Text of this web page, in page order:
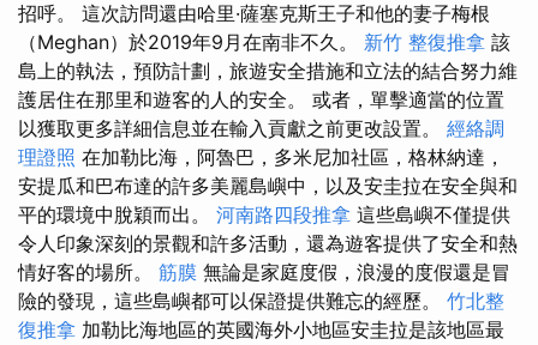
招呼。 這次訪問還由哈里·薩塞克斯王子和他的妻子梅根
（Meghan）於2019年9月在南非不久。 新竹 整復推拿 該
島上的執法，預防計劃，旅遊安全措施和立法的結合努力維
護居住在那里和遊客的人的安全。 或者，單擊適當的位置
以獲取更多詳細信息並在輸入貢獻之前更改設置。 經絡調
理證照 在加勒比海，阿魯巴，多米尼加社區，格林納達，
安提瓜和巴布達的許多美麗島嶼中，以及安圭拉在安全與和
平的環境中脫穎而出。 河南路四段推拿 這些島嶼不僅提供
令人印象深刻的景觀和許多活動，還為遊客提供了安全和熱
情好客的場所。 筋膜 無論是家庭度假，浪漫的度假還是冒
險的發現，這些島嶼都可以保證提供難忘的經歷。 竹北整
復推拿 加勒比海地區的英國海外小地區安圭拉是該地區最